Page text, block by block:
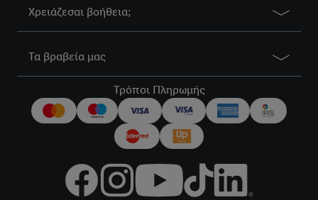
Χρειάζεσαι βοήθεια;
Τα βραβεία μας
Τρόποι Πληρωμής